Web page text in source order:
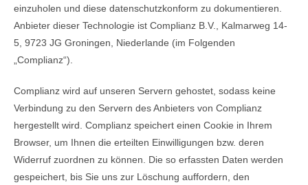
einzuholen und diese datenschutzkonform zu dokumentieren.
Anbieter dieser Technologie ist Complianz B.V., Kalmarweg 14-
5, 9723 JG Groningen, Niederlande (im Folgenden
„Complianz“).
Complianz wird auf unseren Servern gehostet, sodass keine
Verbindung zu den Servern des Anbieters von Complianz
hergestellt wird. Complianz speichert einen Cookie in Ihrem
Browser, um Ihnen die erteilten Einwilligungen bzw. deren
Widerruf zuordnen zu können. Die so erfassten Daten werden
gespeichert, bis Sie uns zur Löschung auffordern, den